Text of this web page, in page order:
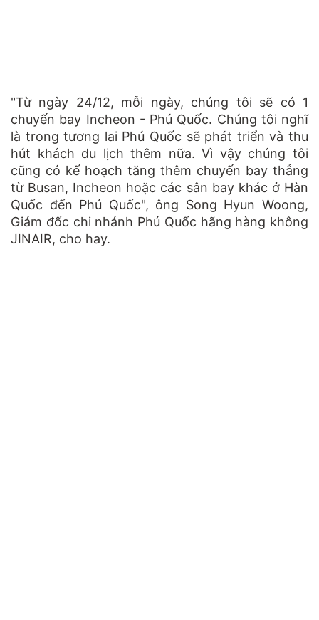
"Từ ngày 24/12, mỗi ngày, chúng tôi sẽ có 1
chuyến bay Incheon - Phú Quốc. Chúng tôi nghĩ
là trong tương lai Phú Quốc sẽ phát triển và thu
hút khách du lịch thêm nữa. Vì vậy chúng tôi
cũng có kế hoạch tăng thêm chuyến bay thẳng
từ Busan, Incheon hoặc các sân bay khác ở Hàn
Quốc đến Phú Quốc", ông Song Hyun Woong,
Giám đốc chi nhánh Phú Quốc hãng hàng không
JINAIR, cho hay.